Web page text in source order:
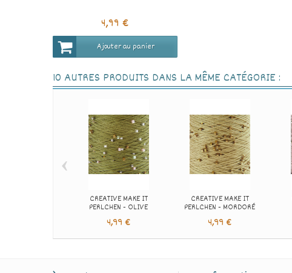
4,99 €
Ajouter au panier
10 AUTRES PRODUITS DANS LA MÊME CATÉGORIE :
CREATIVE MAKE IT
PERLCHEN - OLIVE
4,99 €
CREATIVE MAKE IT
PERLCHEN - MORDORÉ
4,99 €
‹